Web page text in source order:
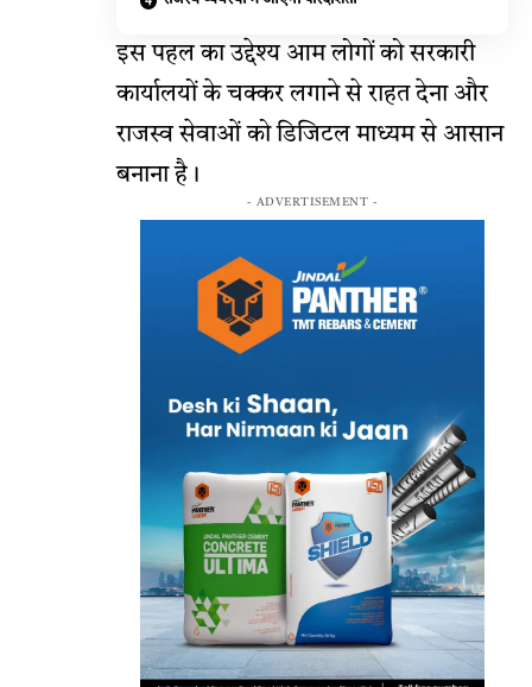
इस पहल का उद्देश्य आम लोगों को सरकारी
कार्यालयों के चक्कर लगाने से राहत देना और
राजस्व सेवाओं को डिजिटल माध्यम से आसान
बनाना है।
- ADVERTISEMENT -